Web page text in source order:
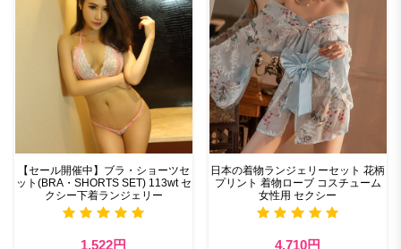
【セール開催中】ブラ・ショーツセ
ット(BRA・SHORTS SET) 113wt セ
クシー下着ランジェリー
1,522円
日本の着物ランジェリーセット 花柄
プリント 着物ローブ コスチューム
女性用 セクシー
4,710円